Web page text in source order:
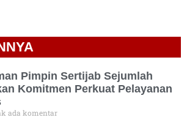
Pimpin Sertijab Sejumlah
Komitmen Perkuat Pelayanan
ada komentar